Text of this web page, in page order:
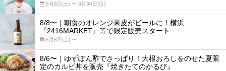
8月8日(土) 〜 8月30日(日)
8/8〜｜朝食のオレンジ果皮がビールに！横浜
『2416MARKET』等で限定販売スタート
8月8日(土) 〜
8/6〜｜ゆずぽん酢でさっぱり！大根おろしをのせた夏限
定のカルビ丼を販売『焼きたてのかるび』